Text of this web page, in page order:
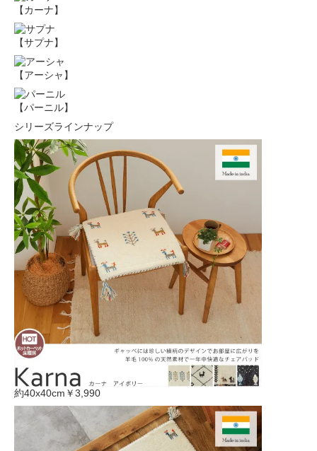
【カーナ】
【サプナ】
【アーシャ】
【パーニル】
シリーズラインナップ
約40x40cm ￥3,990